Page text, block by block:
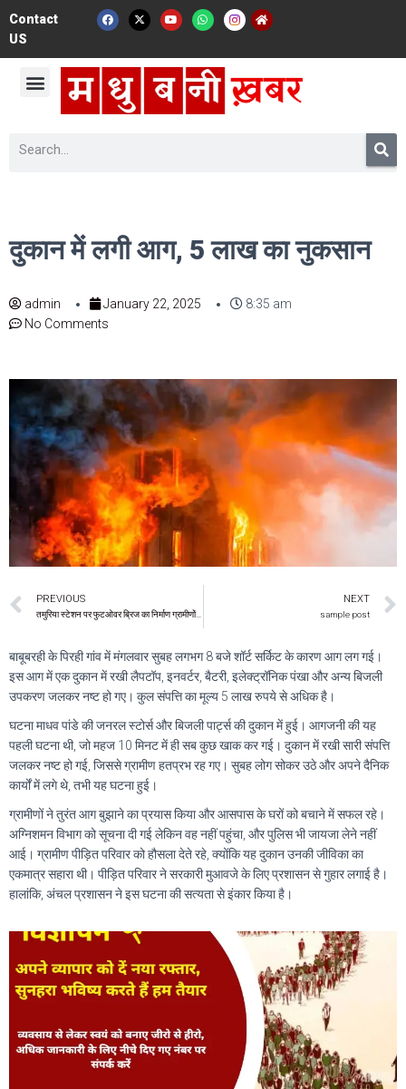
Contact
US
दुकान में लगी आग, 5 लाख का नुकसान
admin January 22, 2025
8:35 am
No Comments
PREVIOUS
तमुरिया स्टेशन पर फुटओवर ब्रिज का निर्माण ग्रामीणों ने रोका, फंडों की बर्बादी और भ्रष्टाचार का आरोप
NEXT
sample post
बाबूबरही के पिरही गांव में मंगलवार सुबह लगभग 8 बजे शॉर्ट सर्किट के कारण आग लग गई।
इस आग में एक दुकान में रखी लैपटॉप, इनवर्टर, बैटरी, इलेक्ट्रॉनिक पंखा और अन्य बिजली
उपकरण जलकर नष्ट हो गए। कुल संपत्ति का मूल्य 5 लाख रुपये से अधिक है।
घटना माधव पांडे की जनरल स्टोर्स और बिजली पार्ट्स की दुकान में हुई। आगजनी की यह
पहली घटना थी, जो महज 10 मिनट में ही सब कुछ खाक कर गई। दुकान में रखी सारी संपत्ति
जलकर नष्ट हो गई, जिससे ग्रामीण हतप्रभ रह गए। सुबह लोग सोकर उठे और अपने दैनिक
कार्यों में लगे थे, तभी यह घटना हुई।
ग्रामीणों ने तुरंत आग बुझाने का प्रयास किया और आसपास के घरों को बचाने में सफल रहे।
अग्निशमन विभाग को सूचना दी गई लेकिन वह नहीं पहुंचा, और पुलिस भी जायजा लेने नहीं
आई। ग्रामीण पीड़ित परिवार को हौसला देते रहे, क्योंकि यह दुकान उनकी जीविका का
एकमात्र सहारा थी। पीड़ित परिवार ने सरकारी मुआवजे के लिए प्रशासन से गुहार लगाई है।
हालांकि, अंचल प्रशासन ने इस घटना की सत्यता से इंकार किया है।